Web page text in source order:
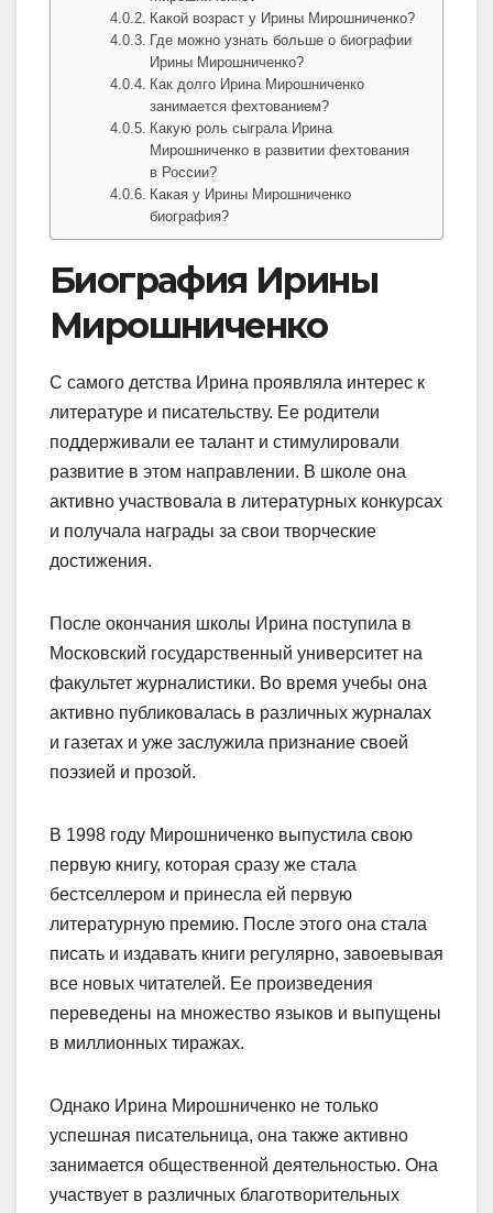
Какой возраст у Ирины Мирошниченко?
Где можно узнать больше о биографии
Ирины Мирошниченко?
Как долго Ирина Мирошниченко
занимается фехтованием?
Какую роль сыграла Ирина
Мирошниченко в развитии фехтования
в России?
Какая у Ирины Мирошниченко
биография?
Биография Ирины
Мирошниченко
С самого детства Ирина проявляла интерес к
литературе и писательству. Ее родители
поддерживали ее талант и стимулировали
развитие в этом направлении. В школе она
активно участвовала в литературных конкурсах
и получала награды за свои творческие
достижения.
После окончания школы Ирина поступила в
Московский государственный университет на
факультет журналистики. Во время учебы она
активно публиковалась в различных журналах
и газетах и уже заслужила признание своей
поэзией и прозой.
В 1998 году Мирошниченко выпустила свою
первую книгу, которая сразу же стала
бестселлером и принесла ей первую
литературную премию. После этого она стала
писать и издавать книги регулярно, завоевывая
все новых читателей. Ее произведения
переведены на множество языков и выпущены
в миллионных тиражах.
Однако Ирина Мирошниченко не только
успешная писательница, она также активно
занимается общественной деятельностью. Она
участвует в различных благотворительных